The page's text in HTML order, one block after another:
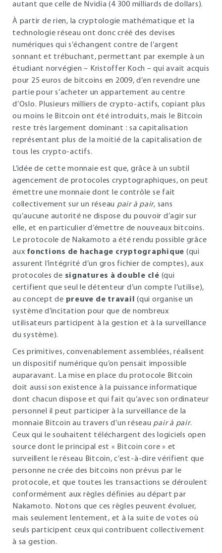
autant que celle de Nvidia (4 300 milliards de dollars).
À partir de rien, la cryptologie mathématique et la
technologie réseau ont donc créé des devises
numériques qui s’échangent contre de l’argent
sonnant et trébuchant, permettant par exemple à un
étudiant norvégien – Kristoffer Koch – qui avait acquis
pour 25 euros de bitcoins en 2009, d’en revendre une
partie pour s’acheter un appartement au centre
d’Oslo. Plusieurs milliers de crypto-actifs, copiant plus
ou moins le Bitcoin ont été introduits, mais le Bitcoin
reste très largement dominant : sa capitalisation
représentant plus de la moitié de la capitalisation de
tous les crypto-actifs.
L’idée de cette monnaie est que, grâce à un subtil
agencement de protocoles cryptographiques, on peut
émettre une monnaie dont le contrôle se fait
collectivement sur un réseau pair à pair, sans
qu’aucune autorité ne dispose du pouvoir d’agir sur
elle, et en particulier d’émettre de nouveaux bitcoins.
Le protocole de Nakamoto a été rendu possible grâce
aux fonctions de hachage cryptographique (qui
assurent l’intégrité d’un gros fichier de comptes), aux
protocoles de signatures à double clé (qui
certifient que seul le détenteur d’un compte l’utilise),
au concept de preuve de travail
(qui organise un
système d’incitation pour que de nombreux
utilisateurs participent à la gestion et à la surveillance
du système).
Ces primitives, convenablement assemblées, réalisent
un dispositif numérique qu’on pensait impossible
auparavant. La mise en place du protocole Bitcoin
doit aussi son existence à la puissance informatique
dont chacun dispose et qui fait qu’avec son ordinateur
personnel il peut participer à la surveillance de la
monnaie Bitcoin au travers d’un réseau pair à pair.
Ceux qui le souhaitent téléchargent des logiciels open
source dont le principal est « Bitcoin core » et
surveillent le réseau Bitcoin, c’est-à-dire vérifient que
personne ne crée des bitcoins non prévus par le
protocole, et que toutes les transactions se déroulent
conformément aux règles définies au départ par
Nakamoto. Notons que ces règles peuvent évoluer,
mais seulement lentement, et à la suite de votes où
seuls participent ceux qui contribuent collectivement
à sa gestion.